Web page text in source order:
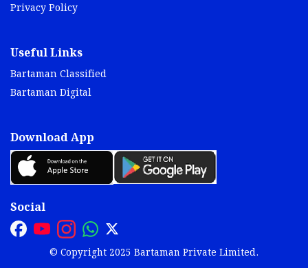
Privacy Policy
Useful Links
Bartaman Classified
Bartaman Digital
Download App
Social
© Copyright 2025 Bartaman Private Limited.